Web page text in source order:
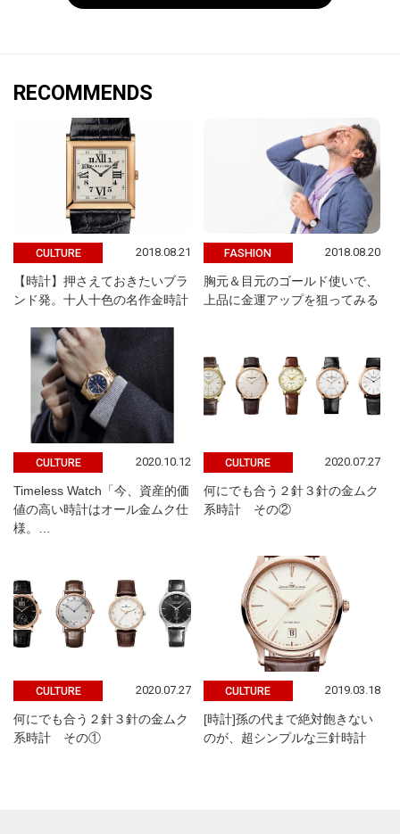
RECOMMENDS
CULTURE 2018.08.21
【時計】押さえておきたいブラ
ンド発。十人十色の名作金時計
FASHION 2018.08.20
胸元＆目元のゴールド使いで、
上品に金運アップを狙ってみる
CULTURE 2020.10.12
Timeless Watch「今、資産的価
値の高い時計はオール金ムク仕
様。…
CULTURE 2020.07.27
何にでも合う２針３針の金ムク
系時計 その②
CULTURE 2020.07.27
何にでも合う２針３針の金ムク
系時計 その①
CULTURE 2019.03.18
[時計]孫の代まで絶対飽きない
のが、超シンプルな三針時計